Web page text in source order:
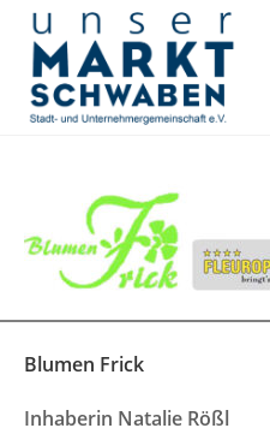
Zum
Inhalt
springen
Blumen Frick
Inhaberin Natalie Rößl